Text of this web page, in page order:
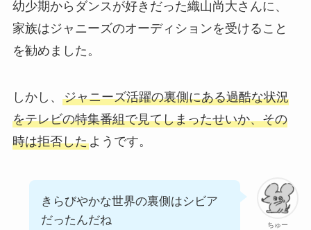
幼少期からダンスが好きだった織山尚大さんに、
家族はジャニーズのオーディションを受けること
を勧めました。
しかし、 ジャニーズ活躍の裏側にある過酷な状況
をテレビの特集番組で見てしまったせいか、その
時は拒否したようです。
ちゅー
きらびやかな世界の裏側はシビア
だったんだね